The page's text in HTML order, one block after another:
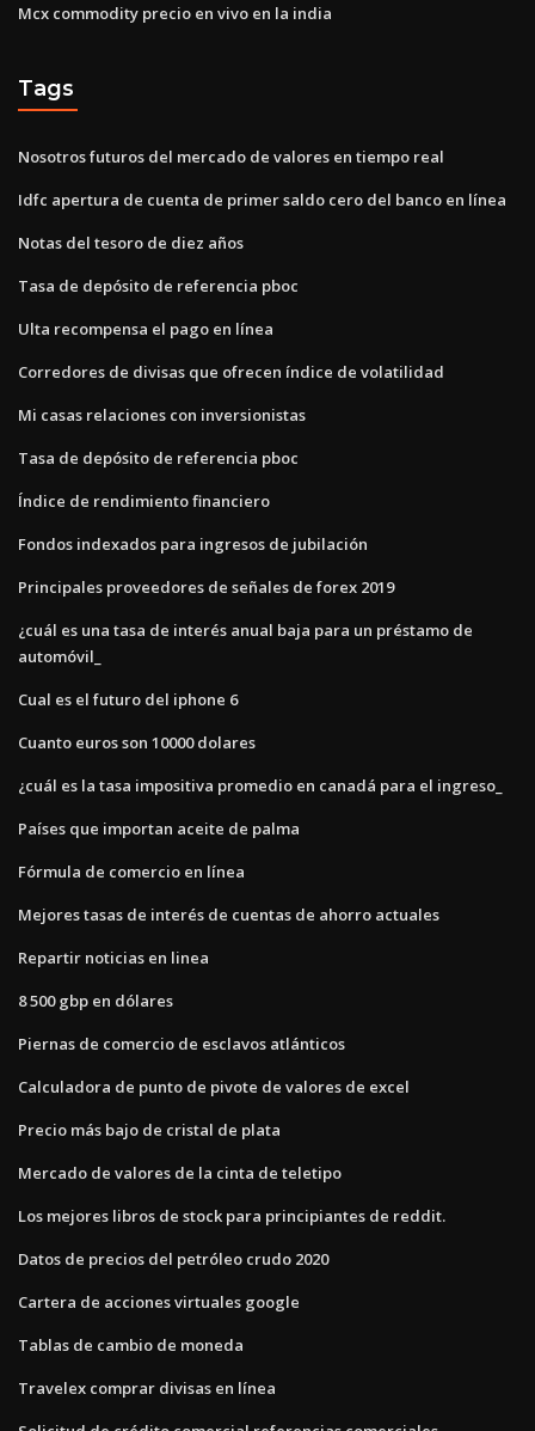
Mcx commodity precio en vivo en la india
Tags
Nosotros futuros del mercado de valores en tiempo real
Idfc apertura de cuenta de primer saldo cero del banco en línea
Notas del tesoro de diez años
Tasa de depósito de referencia pboc
Ulta recompensa el pago en línea
Corredores de divisas que ofrecen índice de volatilidad
Mi casas relaciones con inversionistas
Tasa de depósito de referencia pboc
Índice de rendimiento financiero
Fondos indexados para ingresos de jubilación
Principales proveedores de señales de forex 2019
¿cuál es una tasa de interés anual baja para un préstamo de
automóvil_
Cual es el futuro del iphone 6
Cuanto euros son 10000 dolares
¿cuál es la tasa impositiva promedio en canadá para el ingreso_
Países que importan aceite de palma
Fórmula de comercio en línea
Mejores tasas de interés de cuentas de ahorro actuales
Repartir noticias en linea
8 500 gbp en dólares
Piernas de comercio de esclavos atlánticos
Calculadora de punto de pivote de valores de excel
Precio más bajo de cristal de plata
Mercado de valores de la cinta de teletipo
Los mejores libros de stock para principiantes de reddit.
Datos de precios del petróleo crudo 2020
Cartera de acciones virtuales google
Tablas de cambio de moneda
Travelex comprar divisas en línea